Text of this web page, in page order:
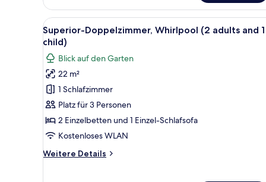
zur
Einzelnutzung
Alle
Fotos
für
Superior-
Doppelzimmer,
Whirlpool
(2
adults
and
child)
Eine Dachterrasse mit
5
Superior-Doppelzimmer, Whirlpool (2 adults and 1
child)
Blick auf den Garten
22 m²
1 Schlafzimmer
Platz für 3 Personen
2 Einzelbetten und 1 Einzel-Schlafsofa
Kostenloses WLAN
Weitere Details
Weitere